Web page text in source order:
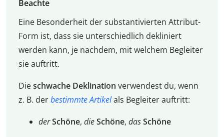
Beachte
Eine Besonderheit der substantivierten Attribut-
Form ist, dass sie unterschiedlich dekliniert
werden kann, je nachdem, mit welchem Begleiter
sie auftritt.
Dieschwache Deklination verwendest du, wenn
z. B. derbestimmte Artikelals Begleiter auftritt:
derSchöne, dieSchöne, dasSchöne